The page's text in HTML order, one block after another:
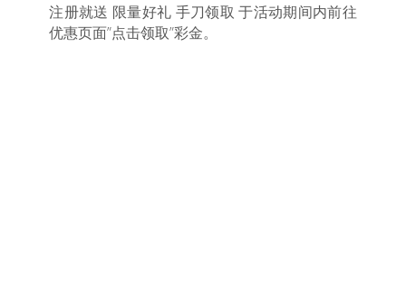
注册就送 限量好礼 手刀领取 于活动期间内前往
优惠页面”点击领取”彩金。